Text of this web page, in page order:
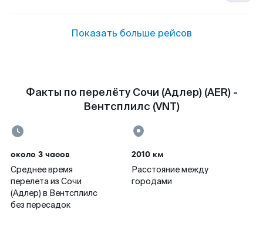
Показать больше рейсов
Факты по перелёту Сочи (Адлер) (AER) -
Вентсплилс (VNT)
около 3 часов
Среднее время
перелета из Сочи
(Адлер) в Вентсплилс
без пересадок
2010 км
Расстояние между
городами